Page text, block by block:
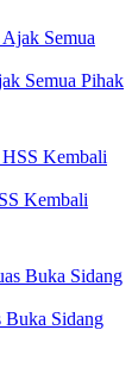
Semua Pihak
Kembali
Buka Sidang